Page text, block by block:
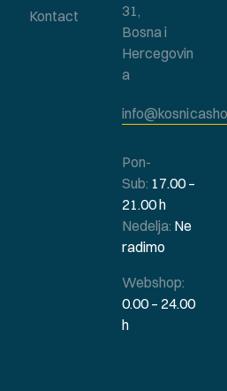
Kontact
31,
Bosna i
Hercegovin
a
Pon-
Sub: 17.00 –
21.00 h
Nedelja: Ne
radimo
Webshop:
0.00 – 24.00
h